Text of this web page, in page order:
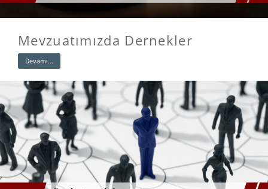
Mevzuatımızda Dernekler
Devamı...